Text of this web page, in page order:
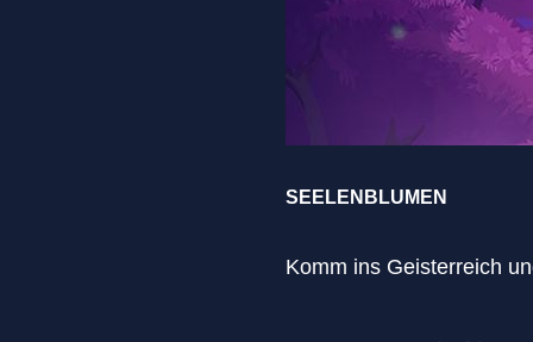
SEELENBLUMEN
Komm ins Geisterreich